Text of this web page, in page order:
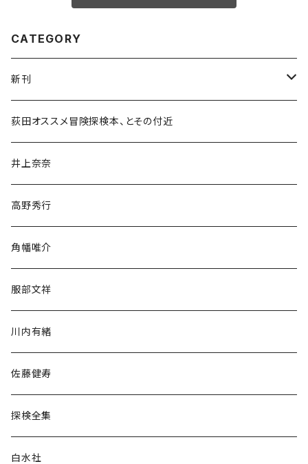
CATEGORY
新刊
和書
文学・小説・物語
随筆・ノンフィクション・その他
民族・風習
言語・ことば
荻田オススメ冒険探検本、とその付近
井上奈奈
高野秀行
角幡唯介
服部文祥
川内有緒
佐藤健寿
探検全集
白水社